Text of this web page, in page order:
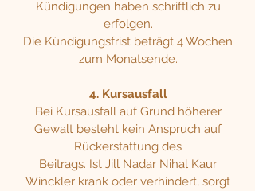
Kündigungen haben schriftlich zu
erfolgen.
Die Kündigungsfrist beträgt 4 Wochen
zum Monatsende.
4. Kursausfall
Bei Kursausfall auf Grund höherer
Gewalt besteht kein Anspruch auf
Rückerstattung des
Beitrags. Ist Jill Nadar Nihal Kaur
Winckler krank oder verhindert, sorgt